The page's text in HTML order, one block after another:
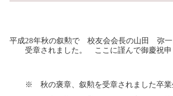
平成28年秋の叙勲で 校友会会長の山田 弥一
受章されました。 ここに謹んで御慶祝申
※ 秋の褒章、叙勲を受章されました卒業生